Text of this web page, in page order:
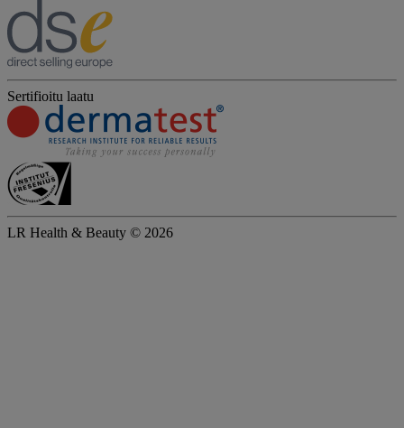
Sertifioitu laatu
LR Health & Beauty © 2026